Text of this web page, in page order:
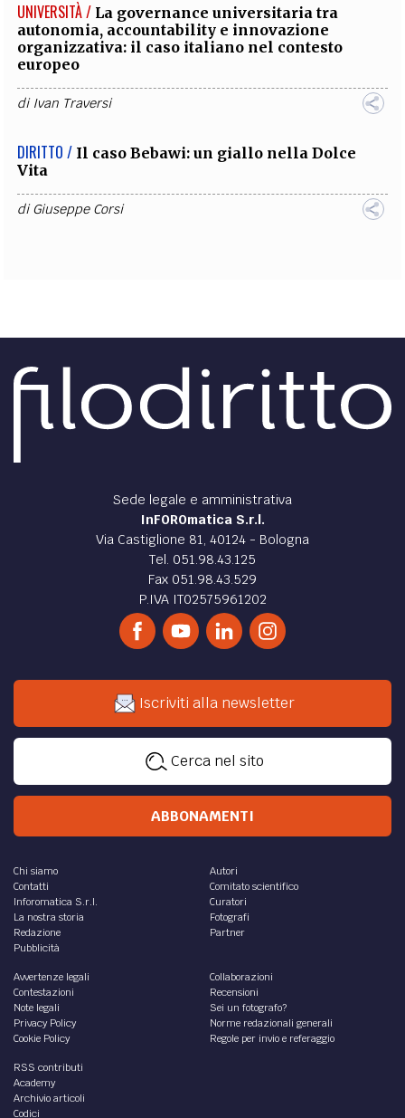
UNIVERSITÀ / La governance universitaria tra
autonomia, accountability e innovazione
organizzativa: il caso italiano nel contesto
europeo
di Ivan Traversi
DIRITTO / Il caso Bebawi: un giallo nella Dolce
Vita
diGiuseppe Corsi
Sede legale e amministrativa
InFOROmatica S.r.l.
Via Castiglione 81, 40124 - Bologna
Tel. 051.98.43.125
Fax 051.98.43.529
P.IVA IT02575961202
Iscriviti alla newsletter
Cerca nel sito
ABBONAMENTI
Chi siamo
Contatti
Inforomatica S.r.l.
La nostra storia
Redazione
Pubblicità
Autori
Comitato scientifico
Curatori
Fotografi
Partner
Avvertenze legali
Contestazioni
Note legali
Privacy Policy
Cookie Policy
Collaborazioni
Recensioni
Sei un fotografo?
Norme redazionali generali
Regole per invio e referaggio
RSS contributi
Academy
Archivio articoli
Codici